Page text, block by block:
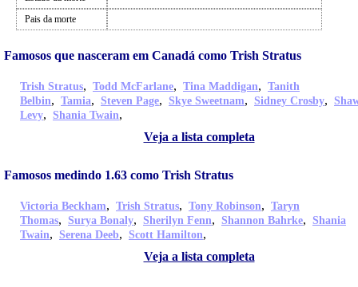
Pais da morte
Famosos que nasceram em Canadá como Trish Stratus
Trish Stratus, Todd McFarlane, Tina Maddigan, Tanith
Belbin, Tamia, Steven Page, Skye Sweetnam, Sidney Crosby,
Levy, Shania Twain,
Veja a lista completa
Famosos medindo 1.63 como Trish Stratus
Victoria Beckham, Trish Stratus, Tony Robinson, Taryn
Thomas, Surya Bonaly, Sherilyn Fenn, Shannon Bahrke, Shania
Twain, Serena Deeb, Scott Hamilton,
Veja a lista completa